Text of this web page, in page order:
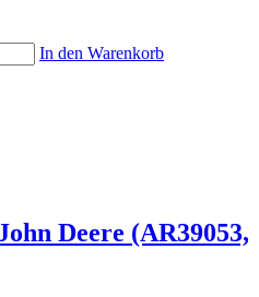
In den Warenkorb
Deere (AR39053,